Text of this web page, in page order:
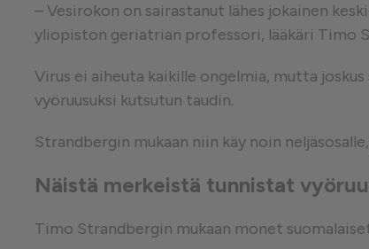
– Vesirokon on sairastanut lähes jokainen
yliopiston geriatrian professori, lääkäri Timo
Virus ei aiheuta kaikille ongelmia, mutta
vyöruusuksi kutsutun taudin.
Strandbergin mukaan niin käy noin
Näistä merkeistä tunnistat
Timo Strandbergin mukaan monet